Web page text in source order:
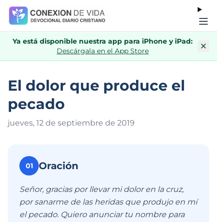
Ya está disponible nuestra app para iPhone y iPad:
Descárgala en el App Store
El dolor que produce el
pecado
jueves, 12 de septiembre de 2019
01 Oración
Señor, gracias por llevar mi dolor en la cruz,
por sanarme de las heridas que produjo en mí
el pecado. Quiero anunciar tu nombre para